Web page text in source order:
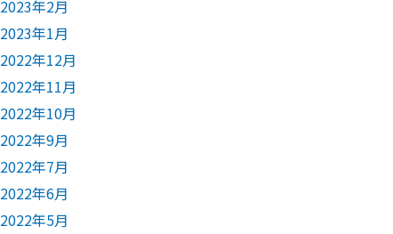
2023年2月
2023年1月
2022年12月
2022年11月
2022年10月
2022年9月
2022年7月
2022年6月
2022年5月